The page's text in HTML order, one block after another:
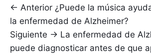
Navegación de
← Anterior ¿Puede la música
la enfermedad de Alzheimer?
Siguiente → La enfermedad de
puede diagnosticar antes de que